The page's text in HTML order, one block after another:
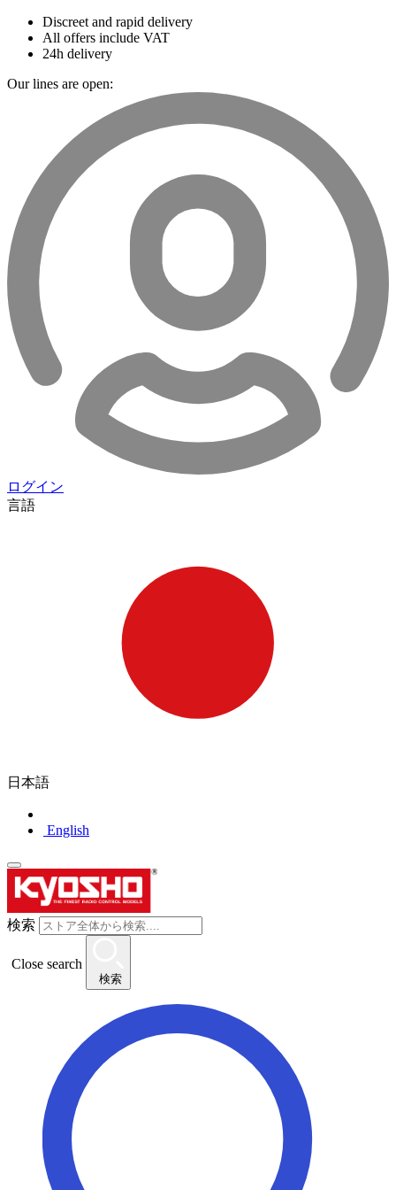
Discreet and rapid delivery
All offers include VAT
24h delivery
Our lines are open:
ログイン
言語
日本語
English
検索
Close search
検索